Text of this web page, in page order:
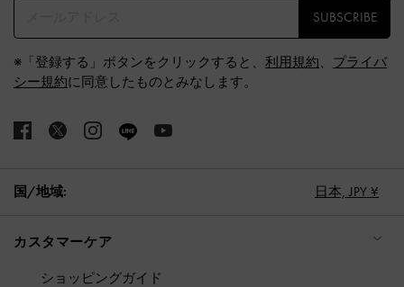
SUBSCRIBE
※「登録する」ボタンをクリックすると、 利用規約、 プライバ
シー規約に同意したものとみなします。
国/地域: 日本, JPY ¥
カスタマーケア
ショッピングガイド